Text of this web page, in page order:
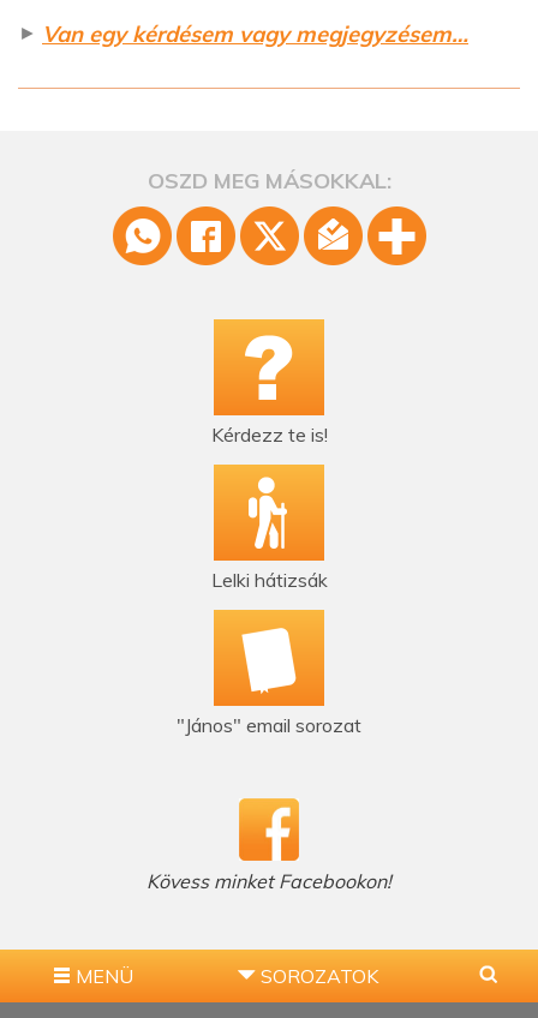
► Van egy kérdésem vagy megjegyzésem…
OSZD MEG MÁSOKKAL:
Kérdezz te is!
Lelki hátizsák
"János" email sorozat
Kövess minket Facebookon!
MENÜ SOROZATOK